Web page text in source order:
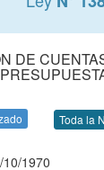
DE
Toda la
1970